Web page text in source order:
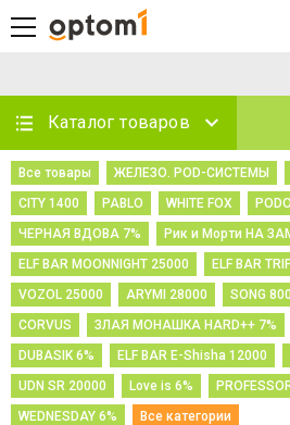
Каталог товаров
Все товары ЖЕЛЕЗО. POD-СИСТЕМЫ
CITY 1400
PABLO WHITE FOX
ЧЕРНАЯ ВДОВА 7%
Рик и Морти НА
ELF BAR MOONNIGHT 25000
ELF BAR
VOZOL 25000
ARYMI 28000 SONG
CORVUS
ЗЛАЯ МОНАШКА HARD++ 7%
DUBASIK 6%
ELF BAR E-Shisha 12000
UDN SR 20000
Love is 6%
WEDNESDAY 6%
Все категории